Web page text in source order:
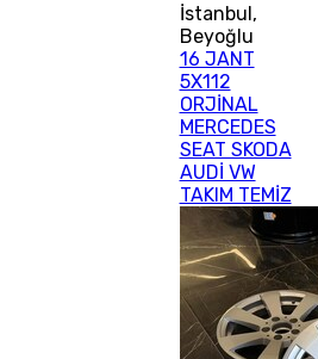
İstanbul,
Beyoğlu
16 JANT
5X112
ORJİNAL
MERCEDES
SEAT SKODA
AUDİ VW
TAKIM TEMİZ